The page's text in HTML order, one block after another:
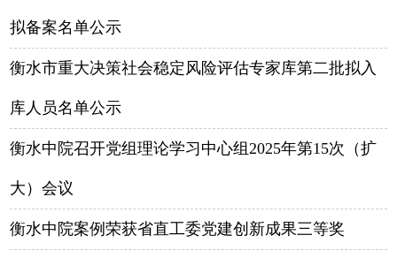
拟备案名单公示
衡水市重大决策社会稳定风险评估专家库第二批拟入
库人员名单公示
衡水中院召开党组理论学习中心组2025年第15次（扩
大）会议
衡水中院案例荣获省直工委党建创新成果三等奖